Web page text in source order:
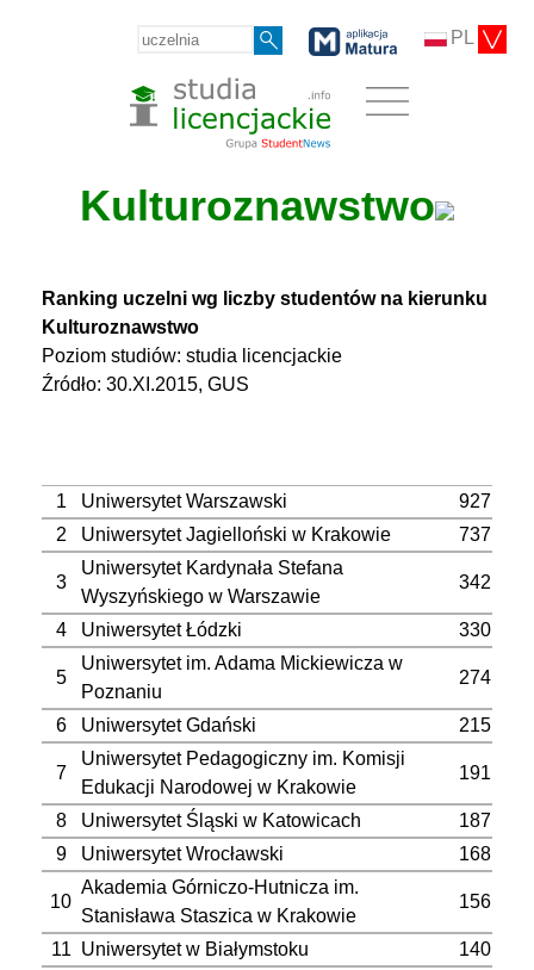
PL
Kulturoznawstwo
Ranking uczelni wg liczby studentów na kierunku
Kulturoznawstwo
Poziom studiów: studia licencjackie
Źródło: 30.XI.2015, GUS
1 Uniwersytet Warszawski
927
2
Uniwersytet Jagielloński w Krakowie 737
3
Uniwersytet Kardynała Stefana
Wyszyńskiego w Warszawie
342
4 Uniwersytet Łódzki 330
5
Uniwersytet im. Adama Mickiewicza w
Poznaniu
274
6 Uniwersytet Gdański 215
7
Uniwersytet Pedagogiczny im. Komisji
Edukacji Narodowej w Krakowie
191
8 Uniwersytet Śląski w Katowicach
187
9
Uniwersytet Wrocławski 168
10
Akademia Górniczo-Hutnicza im.
Stanisława Staszica w Krakowie
156
11 Uniwersytet w Białymstoku 140